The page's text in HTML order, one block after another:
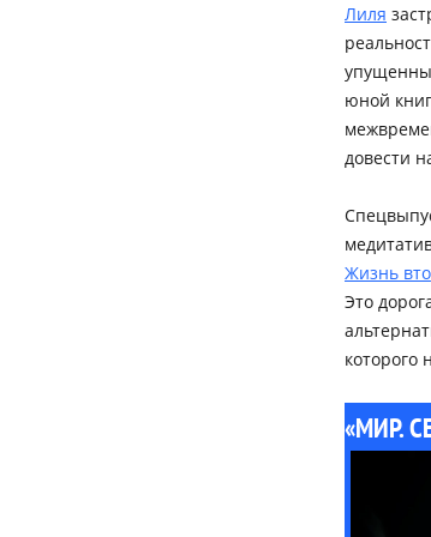
Лиля
юной
довести
Жизнь
Это
которого
«МИР.